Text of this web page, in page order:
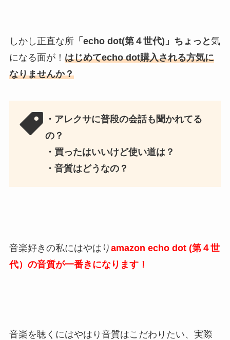
しかし正直な所「echo dot(第４世代)」ちょっと気
になる面が！ はじめてecho dot購入される方気に
なりませんか？
・アレクサに普段の会話も聞かれてる
の？
・買ったはいいけど使い道は？
・音質はどうなの？
音楽好きの私にはやはり amazon echo dot (第４世
代）の音質が一番きになります！
音楽を聴くにはやはり音質はこだわりたい、実際